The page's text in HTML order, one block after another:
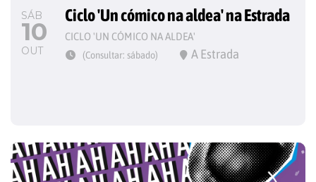
SÁB
10
OUT
Ciclo 'Un cómico na aldea' na Estrada
CICLO 'UN CÓMICO NA ALDEA'
(Consultar: sábado) A Estrada